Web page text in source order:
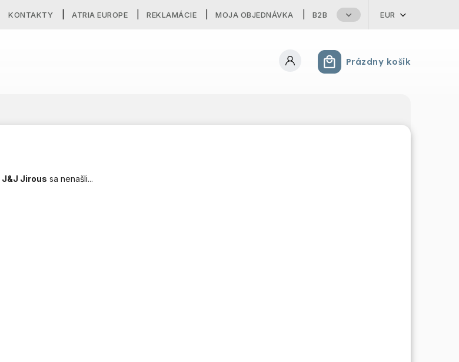
KONTAKTY ATRIA EUROPE REKLAMÁCIE MOJA OBJEDNÁVKA B2B EUR
Nákupný košík
Prázdny košík
J&J Jirous sa nenašli...